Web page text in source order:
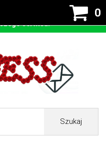
0
Szukaj
- czyli tzw ciastek w celu
przyjmowanie cookies
serwisu.